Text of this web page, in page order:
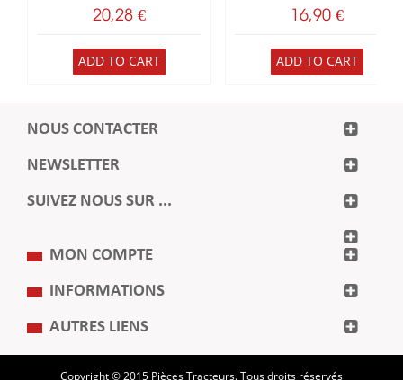
20,28 €
ADD TO CART
16,90 €
ADD TO CART
NOUS CONTACTER
NEWSLETTER
SUIVEZ NOUS SUR ...
MON COMPTE
INFORMATIONS
AUTRES LIENS
Copyright © 2015 Pièces Tracteurs. Tous droits réservés